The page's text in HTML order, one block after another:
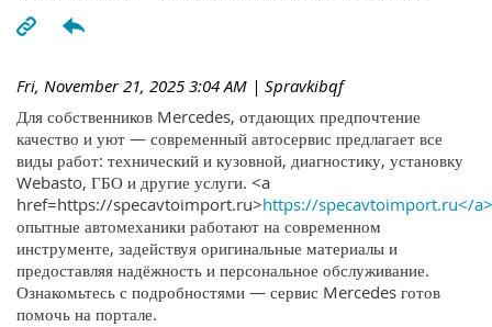
Fri, November 21, 2025 3:04 AM | Spravkibqf
Для собственников Mercedes, отдающих предпочтение
качество и уют — современный автосервис предлагает все
виды работ: технический и кузовной, диагностику, установку
Webasto, ГБО и другие услуги. <a
href=https://specavtoimport.ru>https://specavtoimport.ru</a>
опытные автомеханики работают на современном
инструменте, задействуя оригинальные материалы и
предоставляя надёжность и персональное обслуживание.
Ознакомьтесь с подробностями — сервис Mercedes готов
помочь на портале.